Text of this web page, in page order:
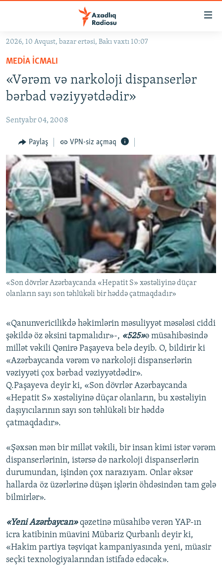
Əsas
qayıt
Əsas
naviqasiyaya
qayıt
Axtarışa
GÜNDƏM
KORRUPSIOMETR
FƏRQƏ BAX
QANUNI DOĞRU
ARAŞDIRMA
MULTIMEDIA
VIDEO
FOTOQALEREYA
İNFOQRAFIKA
KARIKATURA
RADIO ARXIV
OXU ZALI
AZƏRBAYCAN ƏDƏBIYYATI KITABXANASI
İSLAM VƏ DEMOKRATIYA
İZ - MƏDƏNIYYƏT PROQRAMI
HAQQIMIZDA
MISSIYAMIZ
PEŞƏ ETIKASI VƏ JURNALISTIKA STANDARTLARIMIZ
MATERIALLARIMIZDAN ISTIFADƏ
AZADLIQRADIOSU MOBIL TELEFONUNUZDA
XƏBƏR BÜLLETENLƏRIMIZ
BIZI IZLƏ
RFE/RL-in bütün saytları
2026, 10 Avqust, bazar ertəsi, Bakı vaxtı 10:07
MEDIA ICMALI
«Vərəm və narkoloji dispanserlər
bərbad vəziyyətdədir»
Sentyabr 04, 2008
Paylaş VPN-siz açmaq
«Son dövrlər Azərbaycanda «Hepatit S» xəstəliyinə düçar
olanların sayı son təhlükəli bir həddə çatmaqdadır»
«Qanunvericilikdə həkimlərin məsuliyyət məsələsi ciddi
şəkildə öz əksini tapmalıdır»-, «525»ə müsahibəsində
millət vəkili Qənirə Paşayeva belə deyib. O, bildirir ki
«Azərbaycanda vərəm və narkoloji dispanserlərin
vəziyyəti çox bərbad vəziyyətdədir».
Q.Paşayeva deyir ki, «Son dövrlər Azərbaycanda
«Hepatit S» xəstəliyinə düçar olanların, bu xəstəliyin
daşıyıcılarının sayı son təhlükəli bir həddə
çatmaqdadır».
«Şəxsən mən bir millət vəkili, bir insan kimi istər vərəm
dispanserlərinin, istərsə də narkoloji dispanserlərin
durumundan, işindən çox narazıyam. Onlar əksər
hallarda öz üzərlərinə düşən işlərin öhdəsindən tam gələ
bilmirlər».
«Yeni Azərbaycan»qəzetinə müsahibə verən YAP-ın
icra katibinin müavini Mübariz Qurbanlı deyir ki,
«Hakim partiya təşviqat kampaniyasında yeni, müasir
seçki texnologiyalarından istifadə edəcək».